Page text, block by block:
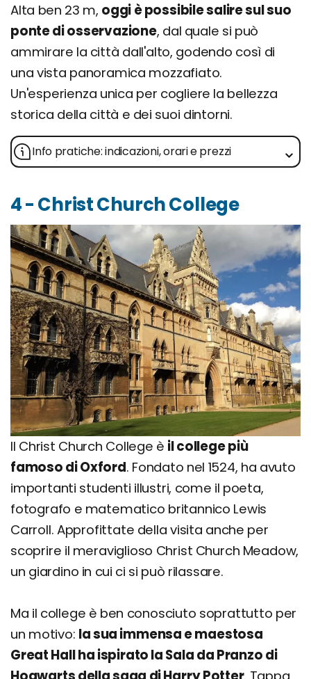
Alta ben 23 m, oggi è possibile salire sul suo
ponte di osservazione, dal quale si può
ammirare la città dall'alto, godendo così di
una vista panoramica mozzafiato.
Un'esperienza unica per cogliere la bellezza
storica della città e dei suoi dintorni.
Info pratiche: indicazioni, orari e prezzi
4 - Christ Church College
Il Christ Church College è il college più
famoso di Oxford. Fondato nel 1524, ha avuto
importanti studenti illustri, come il poeta,
fotografo e matematico britannico Lewis
Carroll. Approfittate della visita anche per
scoprire il meraviglioso Christ Church Meadow,
un giardino in cui ci si può rilassare.
Ma il college è ben conosciuto soprattutto per
un motivo: la sua immensa e maestosa
Great Hall ha ispirato la Sala da Pranzo di